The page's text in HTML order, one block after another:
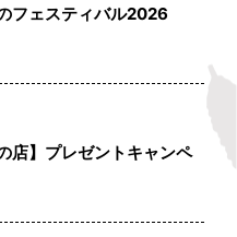
フェスティバル2026
店】プレゼントキャンペ